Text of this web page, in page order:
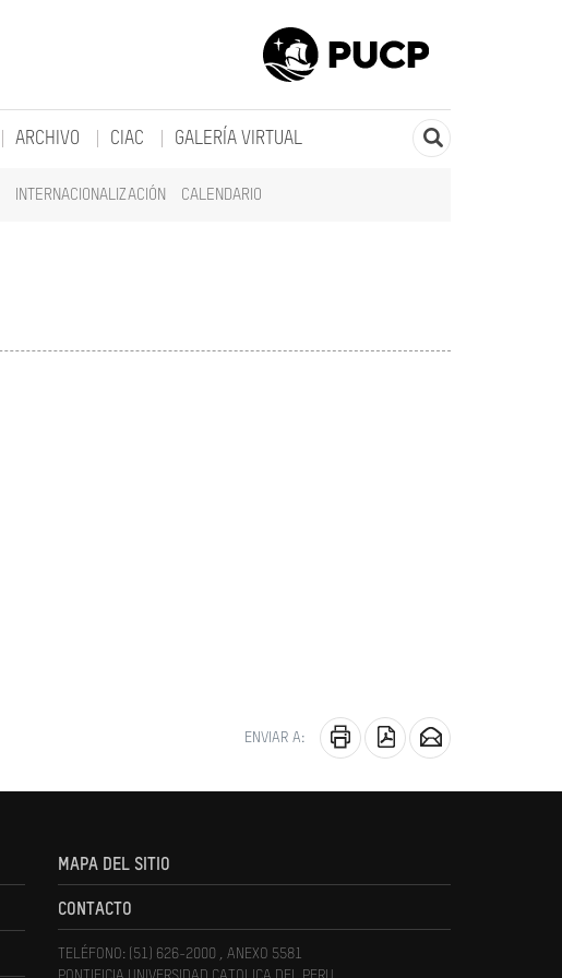
INTERNACIONALIZACIÓN CALENDARIO
ARCHIVO CIAC GALERÍA VIRTUAL
ENVIAR A:
MAPA DEL SITIO
CONTACTO
TELÉFONO: (51) 626-2000 , ANEXO 5581